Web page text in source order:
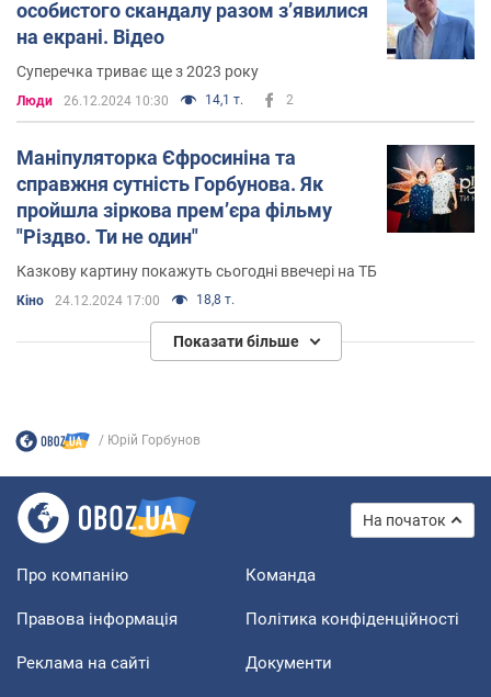
особистого скандалу разом зʼявилися
на екрані. Відео
Суперечка триває ще з 2023 року
Люди 26.12.2024 10:30 14,1 т. 2
Маніпуляторка Єфросиніна та
справжня сутність Горбунова. Як
пройшла зіркова прем’єра фільму
"Різдво. Ти не один"
Казкову картину покажуть сьогодні ввечері на ТБ
Кіно 24.12.2024 17:00 18,8 т.
Показати більше
Юрій Горбунов
На початок
Про компанію Команда
Правова інформація Політика конфіденційності
Реклама на сайті Документи